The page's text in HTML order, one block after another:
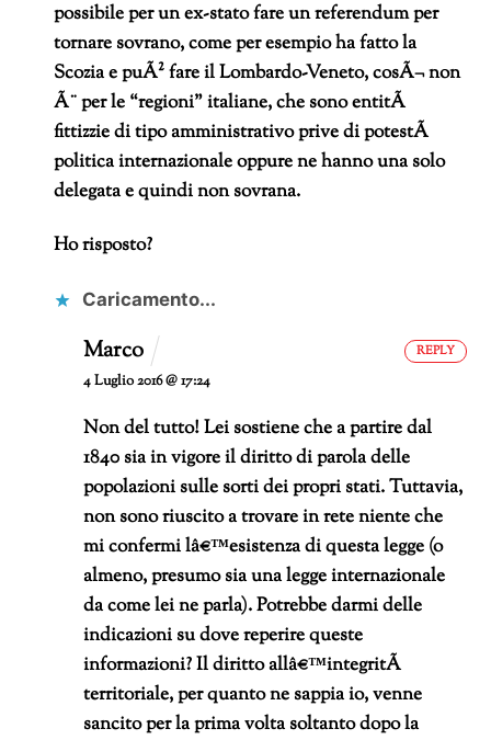
possibile per un ex-stato fare un referendum per
tornare sovrano, come per esempio ha fatto la
Scozia e puÃ² fare il Lombardo-Veneto, cosÃ¬ non
Ã¨ per le “regioni” italiane, che sono entitÃ
fittizzie di tipo amministrativo prive di potestÃ
politica internazionale oppure ne hanno una solo
delegata e quindi non sovrana.
Ho risposto?
Caricamento...
Marco
4 Luglio 2016 @ 17:24
Non del tutto!Lei sostiene che a partire dal
1840 sia in vigore il diritto di parola delle
popolazioni sulle sorti dei propri stati. Tuttavia,
non sono riuscito a trovare in rete niente che
mi confermi lâ€™esistenza di questa legge (o
almeno, presumo sia una legge internazionale
da come lei ne parla). Potrebbe darmi delle
indicazioni su dove reperire queste
informazioni? Il diritto allâ€™integritÃ
territoriale, per quanto ne sappia io, venne
sancito per la prima volta soltanto dopo la
REPLY